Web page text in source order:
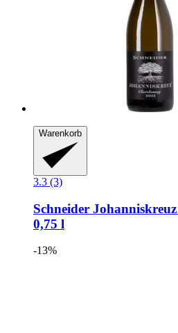
Warenkorb
3.3 (3)
Schneider
0,75 l
-13%